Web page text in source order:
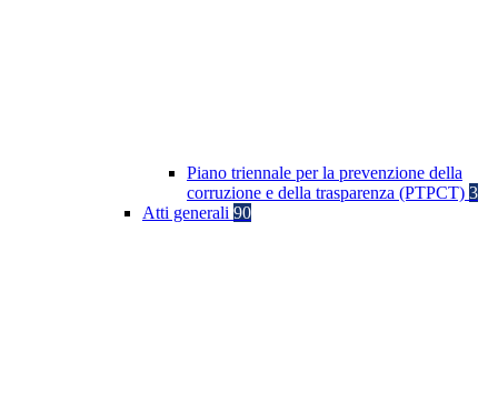
Piano triennale per la prevenzione della
corruzione e della trasparenza (PTPCT) 3
Atti generali 90